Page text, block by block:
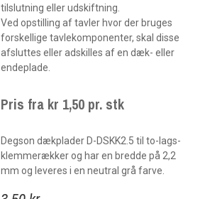
tilslutning eller udskiftning.
Ved opstilling af tavler hvor der bruges
forskellige tavlekomponenter, skal disse
afsluttes eller adskilles af en dæk- eller
endeplade.
Pris fra kr 1,50 pr. stk
Degson dækplader D-DSKK2.5 til to-lags-
klemmerækker og har en bredde på 2,2
mm og leveres i en neutral grå farve.